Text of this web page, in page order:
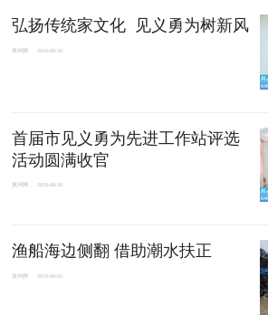
弘扬传统家文化 见义勇为树新风
泉州网 2019-08-30
首届市见义勇为先进工作站评选
活动圆满收官
泉州网 2019-08-30
渔船海边侧翻 借助潮水扶正
泉州网 2019-08-02